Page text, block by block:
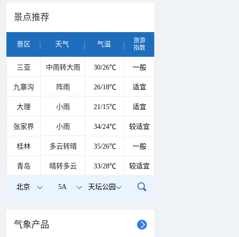
景点推荐
景区 天气 气温
旅游
指数
三亚 中雨转大雨 30/26℃ 一般
九寨沟 阵雨 26/18℃ 适宜
大理 小雨 21/15℃ 适宜
张家界 小雨 34/24℃ 较适宜
桂林 多云转晴 35/26℃ 一般
青岛 晴转多云 33/28℃ 较适宜
北京 5A 天坛公园
气象产品